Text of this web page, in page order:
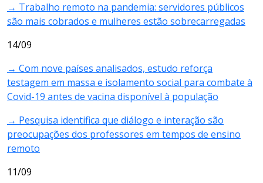
→ Trabalho remoto na pandemia: servidores públicos
são mais cobrados e mulheres estão sobrecarregadas
14/09
→ Com nove países analisados, estudo reforça
testagem em massa e isolamento social para combate à
Covid-19 antes de vacina disponível à população
→ Pesquisa identifica que diálogo e interação são
preocupações dos professores em tempos de ensino
remoto
11/09